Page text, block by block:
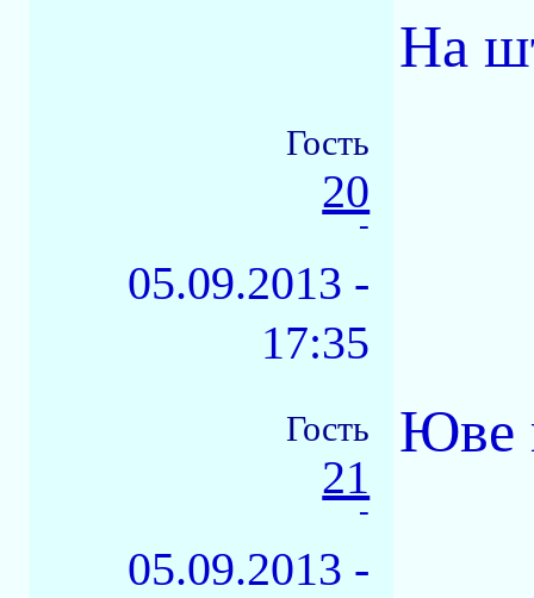
На
Гость
20
-
05.09.2013 -
17:35
Гость
21
-
05.09.2013 -
Юве